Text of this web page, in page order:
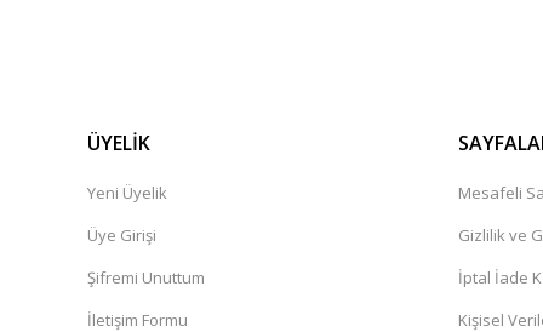
ÜYELİK
Yeni Üyelik
Üye Girişi
Şifremi Unuttum
İletişim Formu
Mesafeli
Gizlilik ve
İptal İade
Kişisel